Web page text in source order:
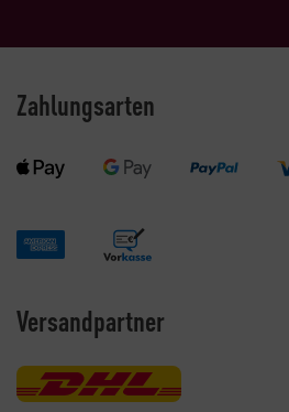
Zahlungsarten
Versandpartner